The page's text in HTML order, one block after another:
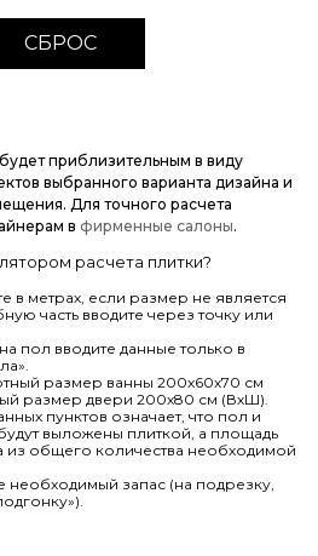
приблизительным в виду
выбранного варианта дизайна и
Для точного расчета
в фирменные салоны.
расчета плитки?
в метрах, если размер не является
часть вводите через точку или
пол вводите данные только в
размер ванны 200х60х70 см
размер двери 200х80 см (ВхШ).
пунктов означает, что пол и
выложены плиткой, а площадь
из общего количества необходимой
необходимый запас (на подрезку,